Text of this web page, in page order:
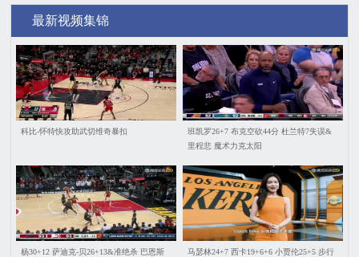
最新视频集锦
科比-怀特快攻助武切维奇暴扣
班凯罗26+7 布克空砍44分 杜兰特7失误&
里程悲 魔术力克太阳
杨30+12 萨迪克-贝26+13&准绝杀 巴恩斯
马瑟林24+7 西卡19+6+6 小贾伦25+5 步行